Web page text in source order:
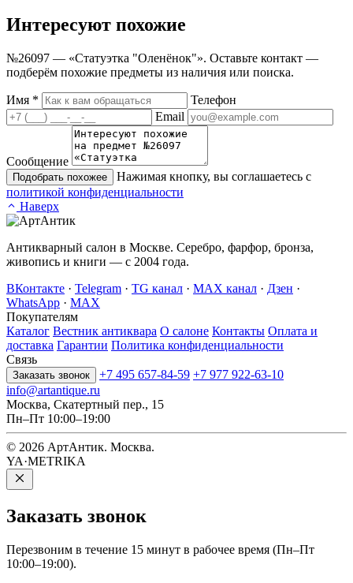
Интересуют похожие
№26097 — «Статуэтка "Оленёнок"». Оставьте контакт —
подберём похожие предметы из наличия или поиска.
Имя *
Телефон
Email
Сообщение
Подобрать похожее
Нажимая кнопку, вы соглашаетесь с
политикой конфиденциальности
Наверх
Антикварный салон в Москве. Серебро, фарфор, бронза,
живопись и книги — с 2004 года.
ВКонтакте · Telegram · TG канал · MAX канал · Дзен ·
WhatsApp · MAX
Покупателям
Каталог Вестник антиквара О салоне Контакты Оплата и
доставка Гарантии Политика конфиденциальности
Связь
Заказать звонок +7 495 657-84-59 +7 977 922-63-10
info@artantique.ru
Москва, Скатертный пер., 15
Пн–Пт 10:00–19:00
© 2026 АртАнтик. Москва.
YA·METRIKA
Заказать звонок
Перезвоним в течение 15 минут в рабочее время (Пн–Пт
10:00–19:00).